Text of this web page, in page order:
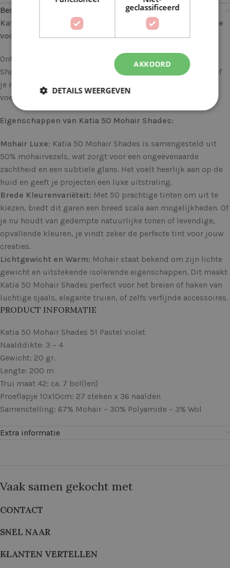
Beschrijving
Katia 50 Mohair Shades 51 Pastel violet: Zachte Elegantie
voor Je Handgemaakte Meesterwerken
Ontdek de weelde van zachte mohair met Katia 50 Mohair
Shades, een garen dat luxe en veelzijdigheid combineert. Of
je nu een ervaren handwerker bent of net begint, dit garen
voegt een vleugje elegantie toe aan al je projecten.
Eigenschappen van Katia 50 Mohair Shades:
Mohair Luxe: Katia 50 Mohair Shades is samengesteld uit
50% mohairvezels, wat zorgt voor een ongeëvenaarde
zachtheid en een subtiele glans. Het voelt heerlijk aan op de
huid en geeft je projecten een luxe uitstraling.
Brede Kleurenvariëteit: Met 50 prachtige tinten om uit te
kiezen, biedt dit garen een breed scala aan mogelijkheden. Of
je nu houdt van gedempte natuurlijke tonen of levendige,
opvallende kleuren, je vindt zeker de perfecte tint voor jouw
creaties.
Lichtgewicht en Warm: Mohair staat bekend om zijn lichte
gewicht en uitstekende isolerende eigenschappen. Dit maakt
Katia 50 Mohair Shades perfect voor het breien of haken van
luchtige sjaals, elegante truien, of zelfs verfijnde accessoires.
PRODUCT INFORMATIE
Katia 50 Mohair Shades 51 Pastel violet
Naalddikte: 3 – 4
Gewicht: 20 gr.
Lengte: 200 m
Trui maat 42: ca. 7 bol(len)
Proeflapje 10x10cm: 27 steken x 36 naalden
Samenstelling: 67% Mohair – 30% Polyamide – 3% Wol
Extra informatie
Vaak samen gekocht met
CONTACT
SNEL NAAR
KLANTEN VERTELLEN
geclassificeerd
AKKOORD
DETAILS WEERGEVEN